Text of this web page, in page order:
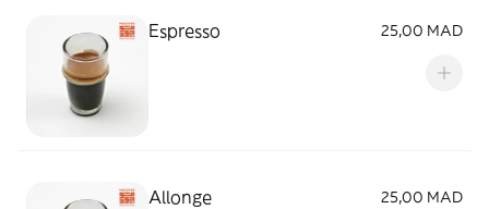
Espresso 25,00 MAD
Allonge 25,00 MAD